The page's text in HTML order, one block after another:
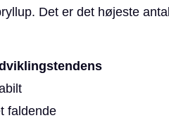
Det er det højeste
faldende